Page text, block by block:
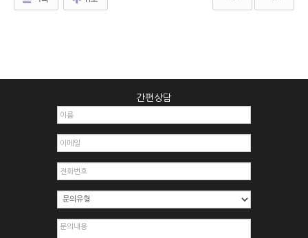
간편상담